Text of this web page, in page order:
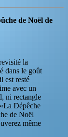
de Noël de
la
dans le goût
est resté
avec un
ni rectangle
Dépêche
de Noël
même